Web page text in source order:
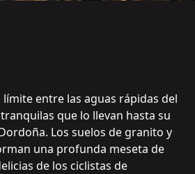
límite entre las aguas rápidas del
que lo llevan hasta su
Los suelos de granito y
una profunda meseta de
de los ciclistas de